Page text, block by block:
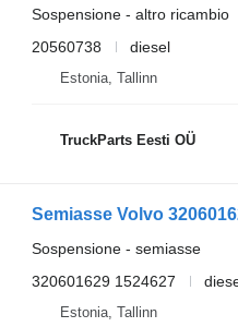
Sospensione - altro ricambio
20560738
diesel
Estonia, Tallinn
TruckParts Eesti OÜ
Semiasse Volvo
Sospensione - semiasse
320601629 1524627
Estonia, Tallinn